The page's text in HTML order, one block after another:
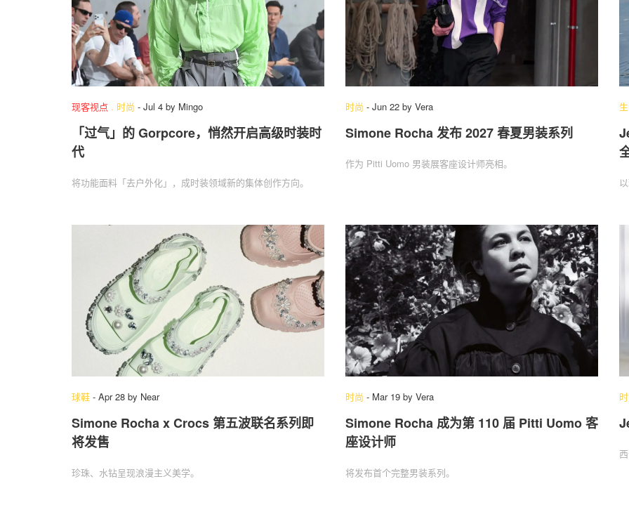
现客视点 . 时尚 - Jul 4 by Mingo
「过气」的 Gorpcore，悄然开启高级时装时
代
将功能面料「去户外化」，成时装领域新的集体创作方向。
时尚 - Jun 22 by Vera
Simone Rocha 发布 2027 春夏男装系列
作为 Pitti Uomo 男装展客座设计师亮相。
球鞋 - Apr 28 by Near
Simone Rocha x Crocs 第五波联名系列即
将发售
珍珠、水钻呈现浪漫主义美学。
时尚 - Mar 19 by Vera
Simone Rocha 成为第 110 届 Pitti Uomo 客
座设计师
将发布首个完整男装系列。